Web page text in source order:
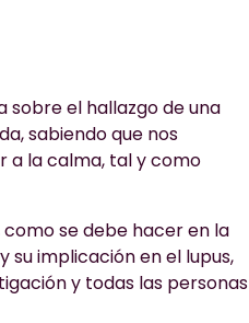
sobre el hallazgo de una
sabiendo que nos
a la calma, tal y como
se debe hacer en la
su implicación en el lupus,
y todas las personas